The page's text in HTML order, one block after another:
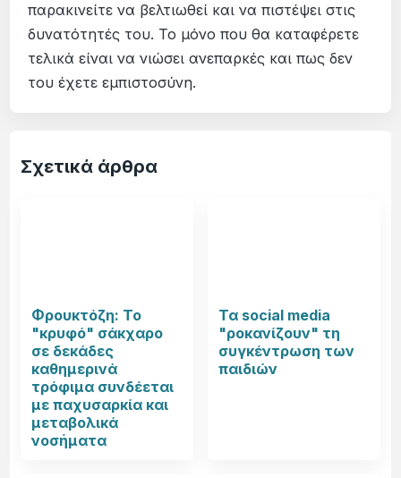
παρακινείτε να βελτιωθεί και να πιστέψει στις
δυνατότητές του. Το μόνο που θα καταφέρετε
τελικά είναι να νιώσει ανεπαρκές και πως δεν
του έχετε εμπιστοσύνη.
Σχετικά άρθρα
Φρουκτόζη: Το
"κρυφό" σάκχαρο
σε δεκάδες
καθημερινά
τρόφιμα συνδέεται
με παχυσαρκία και
μεταβολικά
νοσήματα
Τα social media
"ροκανίζουν" τη
συγκέντρωση των
παιδιών